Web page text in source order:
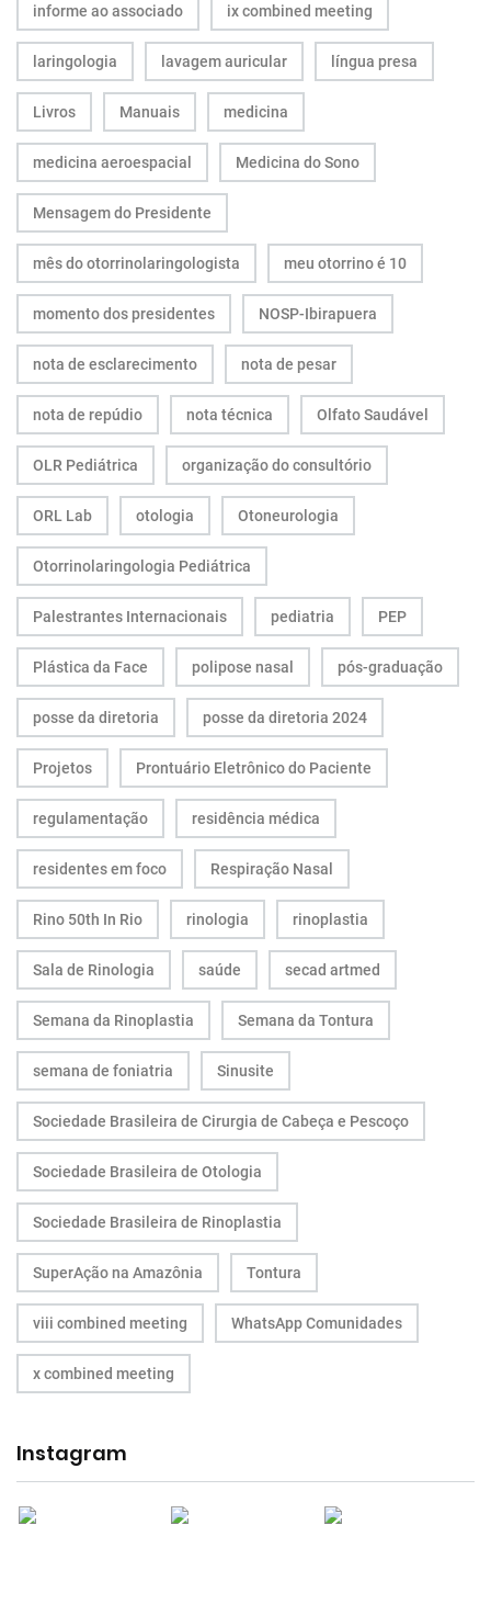
informe ao associado ix combined meeting
laringologia lavagem auricular língua presa
Livros Manuais medicina
medicina aeroespacial Medicina do Sono
Mensagem do Presidente
mês do otorrinolaringologista meu otorrino é 10
momento dos presidentes NOSP-Ibirapuera
nota de esclarecimento nota de pesar
nota de repúdio nota técnica Olfato Saudável
OLR Pediátrica organização do consultório
ORL Lab otologia Otoneurologia
Otorrinolaringologia Pediátrica
Palestrantes Internacionais pediatria PEP
Plástica da Face polipose nasal pós-graduação
posse da diretoria posse da diretoria 2024
Projetos Prontuário Eletrônico do Paciente
regulamentação residência médica
residentes em foco Respiração Nasal
Rino 50th In Rio rinologia rinoplastia
Sala de Rinologia saúde secad artmed
Semana da Rinoplastia Semana da Tontura
semana de foniatria Sinusite
Sociedade Brasileira de Cirurgia de Cabeça e Pescoço
Sociedade Brasileira de Otologia
Sociedade Brasileira de Rinoplastia
SuperAção na Amazônia Tontura
viii combined meeting WhatsApp Comunidades
x combined meeting
Instagram